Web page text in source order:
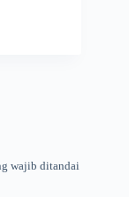
wajib ditandai